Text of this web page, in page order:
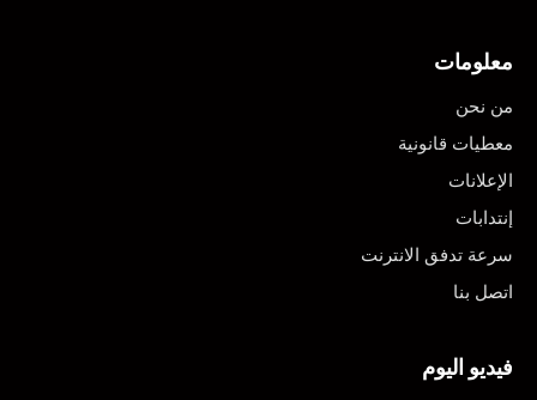
معلومات
من نحن
معطيات قانونية
الإعلانات
إنتدابات
سرعة تدفق الانترنت
اتصل بنا
فيديو اليوم